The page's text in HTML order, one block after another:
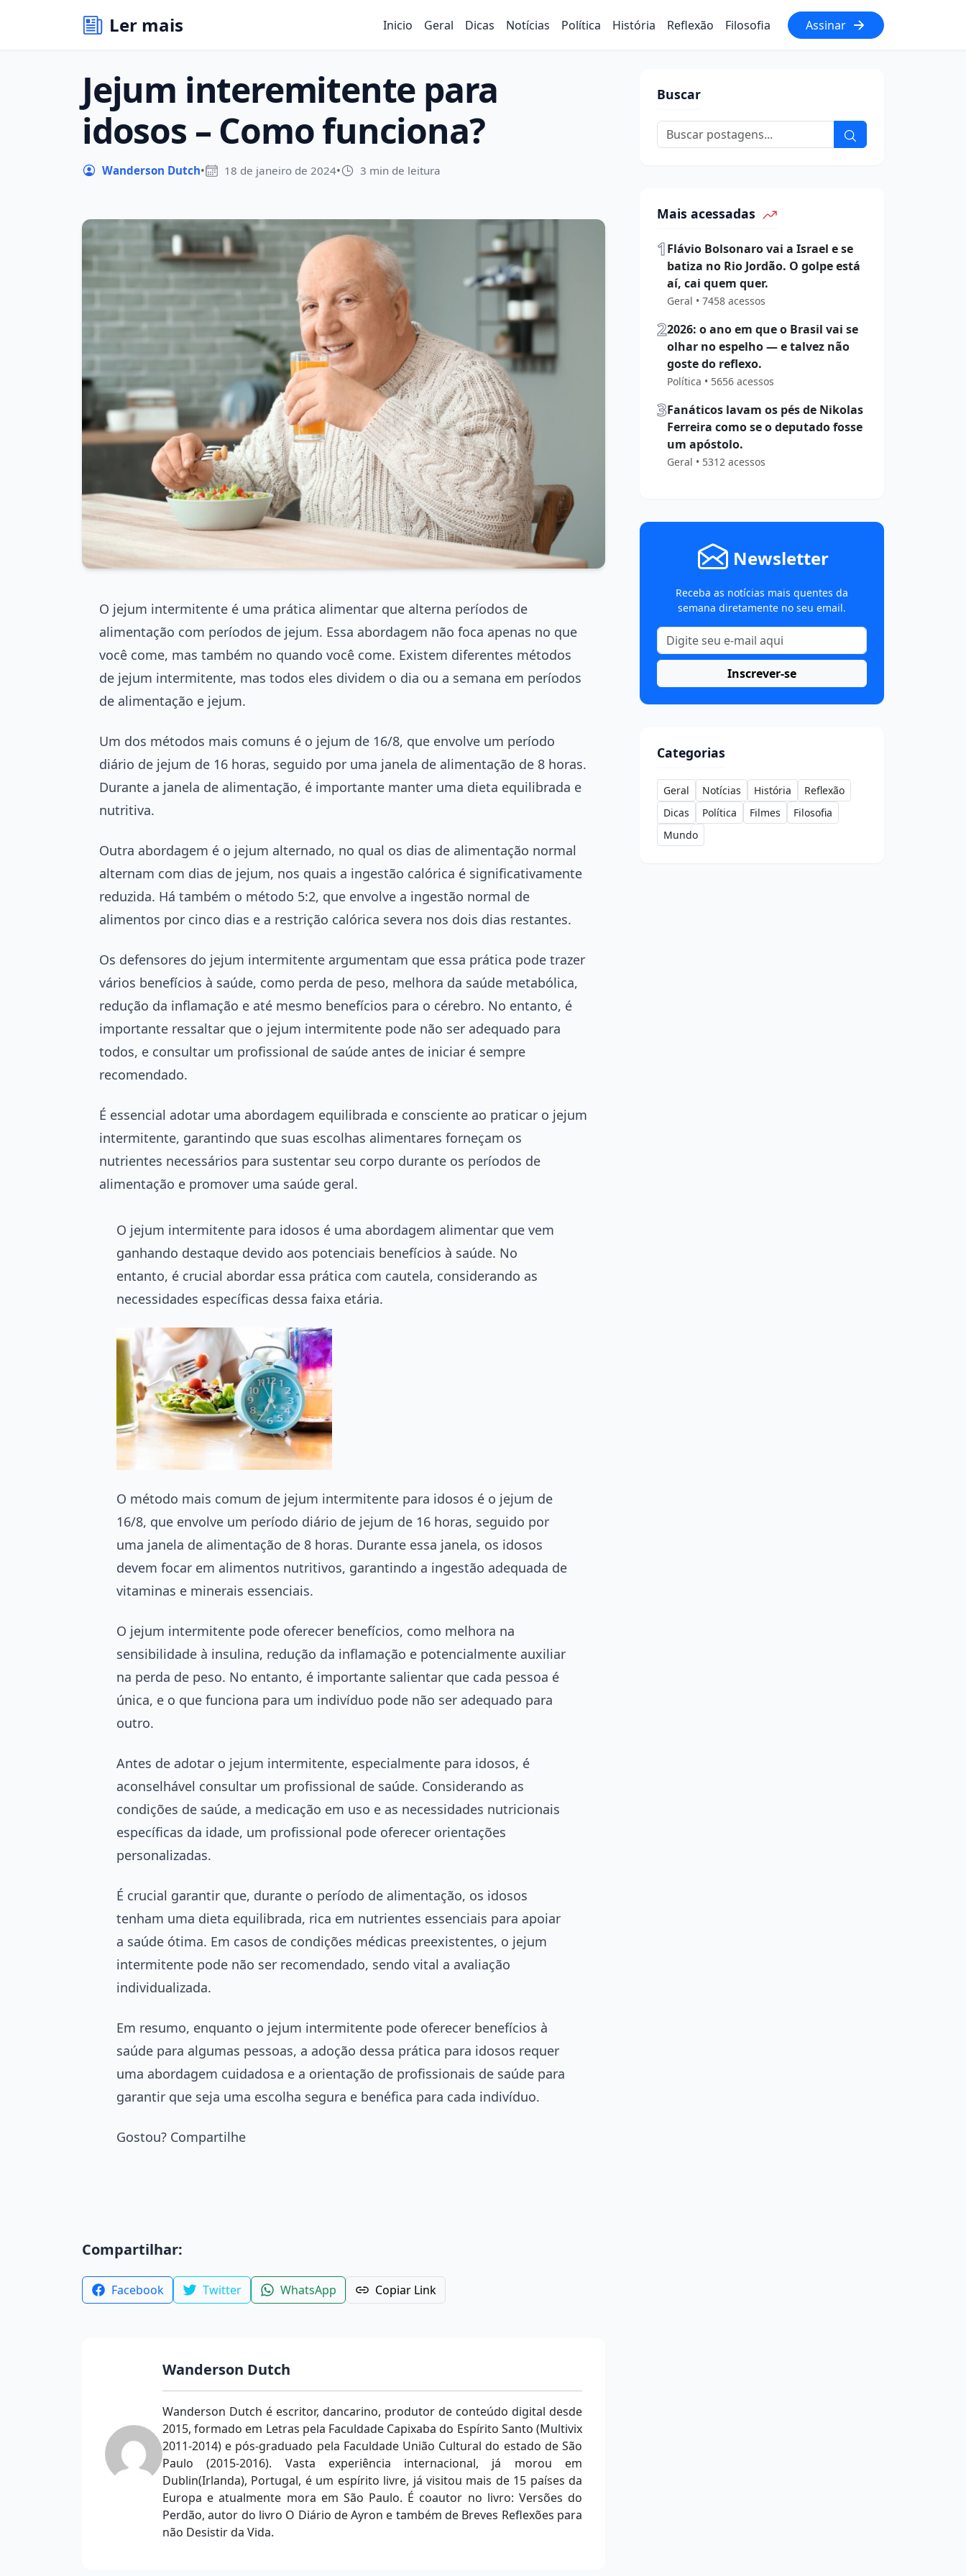
Ler mais Inicio Geral Dicas Notícias Política História Reflexão Filosofia Assinar
Jejum interemitente para
idosos – Como funciona?
Wanderson Dutch• 18 de janeiro de 2024• 3 min de leitura
O jejum intermitente é uma prática alimentar que alterna períodos de
alimentação com períodos de jejum. Essa abordagem não foca apenas no que
você come, mas também no quando você come. Existem diferentes métodos
de jejum intermitente, mas todos eles dividem o dia ou a semana em períodos
de alimentação e jejum.
Um dos métodos mais comuns é o jejum de 16/8, que envolve um período
diário de jejum de 16 horas, seguido por uma janela de alimentação de 8 horas.
Durante a janela de alimentação, é importante manter uma dieta equilibrada e
nutritiva.
Outra abordagem é o jejum alternado, no qual os dias de alimentação normal
alternam com dias de jejum, nos quais a ingestão calórica é significativamente
reduzida. Há também o método 5:2, que envolve a ingestão normal de
alimentos por cinco dias e a restrição calórica severa nos dois dias restantes.
Os defensores do jejum intermitente argumentam que essa prática pode trazer
vários benefícios à saúde, como perda de peso, melhora da saúde metabólica,
redução da inflamação e até mesmo benefícios para o cérebro. No entanto, é
importante ressaltar que o jejum intermitente pode não ser adequado para
todos, e consultar um profissional de saúde antes de iniciar é sempre
recomendado.
É essencial adotar uma abordagem equilibrada e consciente ao praticar o jejum
intermitente, garantindo que suas escolhas alimentares forneçam os
nutrientes necessários para sustentar seu corpo durante os períodos de
alimentação e promover uma saúde geral.
O jejum intermitente para idosos é uma abordagem alimentar que vem
ganhando destaque devido aos potenciais benefícios à saúde. No
entanto, é crucial abordar essa prática com cautela, considerando as
necessidades específicas dessa faixa etária.
O método mais comum de jejum intermitente para idosos é o jejum de
16/8, que envolve um período diário de jejum de 16 horas, seguido por
uma janela de alimentação de 8 horas. Durante essa janela, os idosos
devem focar em alimentos nutritivos, garantindo a ingestão adequada de
vitaminas e minerais essenciais.
O jejum intermitente pode oferecer benefícios, como melhora na
sensibilidade à insulina, redução da inflamação e potencialmente auxiliar
na perda de peso. No entanto, é importante salientar que cada pessoa é
única, e o que funciona para um indivíduo pode não ser adequado para
outro.
Antes de adotar o jejum intermitente, especialmente para idosos, é
aconselhável consultar um profissional de saúde. Considerando as
condições de saúde, a medicação em uso e as necessidades nutricionais
específicas da idade, um profissional pode oferecer orientações
personalizadas.
É crucial garantir que, durante o período de alimentação, os idosos
tenham uma dieta equilibrada, rica em nutrientes essenciais para apoiar
a saúde ótima. Em casos de condições médicas preexistentes, o jejum
intermitente pode não ser recomendado, sendo vital a avaliação
individualizada.
Em resumo, enquanto o jejum intermitente pode oferecer benefícios à
saúde para algumas pessoas, a adoção dessa prática para idosos requer
uma abordagem cuidadosa e a orientação de profissionais de saúde para
garantir que seja uma escolha segura e benéfica para cada indivíduo.
Gostou? Compartilhe
Compartilhar:
Facebook Twitter WhatsApp Copiar Link
Wanderson Dutch
Wanderson Dutch é escritor, dancarino, produtor de conteúdo digital desde
2015, formado em Letras pela Faculdade Capixaba do Espírito Santo (Multivix
2011-2014) e pós-graduado pela Faculdade União Cultural do estado de São
Paulo (2015-2016). Vasta experiência internacional, já morou em
Dublin(Irlanda), Portugal, é um espírito livre, já visitou mais de 15 países da
Europa e atualmente mora em São Paulo. É coautor no livro: Versões do
Perdão, autor do livro O Diário de Ayron e também de Breves Reflexões para
não Desistir da Vida.
Buscar
Mais acessadas
1Flávio Bolsonaro vai a Israel e se
batiza no Rio Jordão. O golpe está
aí, cai quem quer.
Geral • 7458 acessos
22026: o ano em que o Brasil vai se
olhar no espelho — e talvez não
goste do reflexo.
Política • 5656 acessos
3Fanáticos lavam os pés de Nikolas
Ferreira como se o deputado fosse
um apóstolo.
Geral • 5312 acessos
Newsletter
Receba as notícias mais quentes da
semana diretamente no seu email.
Inscrever-se
Categorias
Geral Notícias História
Reflexão
Dicas
Política Filmes
Filosofia
Mundo